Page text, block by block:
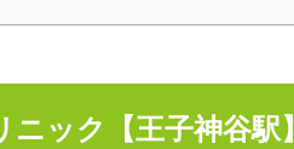
ック【王子神谷駅】